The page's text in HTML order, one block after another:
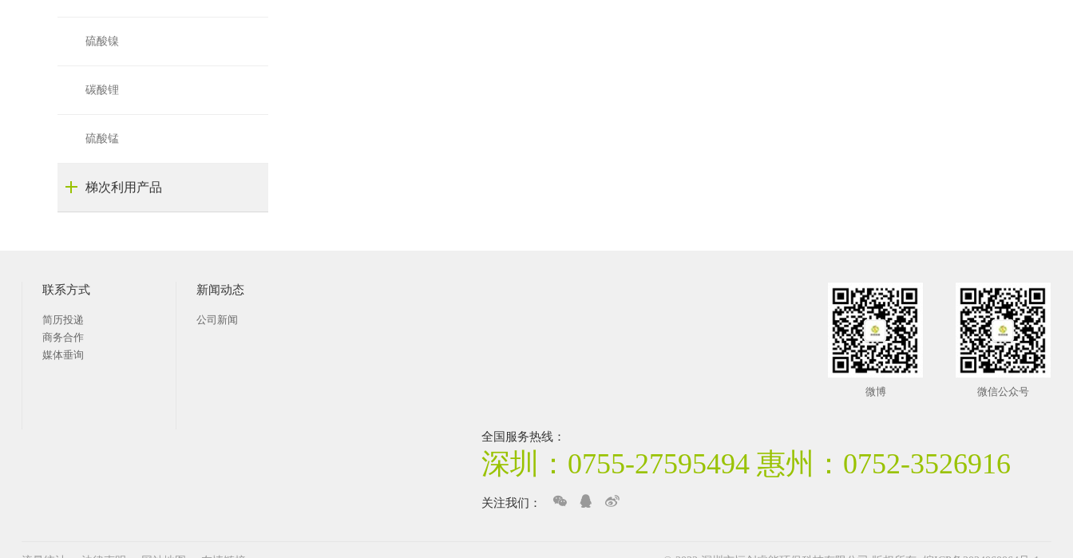
硫酸镍
碳酸锂
硫酸锰
梯次利用产品
联系方式
简历投递
商务合作
媒体垂询
新闻动态
公司新闻
微信公众号
微博
全国服务热线：
深圳：0755-27595494 惠州：0752-3526916
关注我们：